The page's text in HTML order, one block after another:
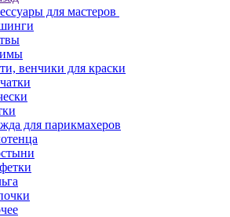
для мастеров
венчики для краски
для парикмахеров